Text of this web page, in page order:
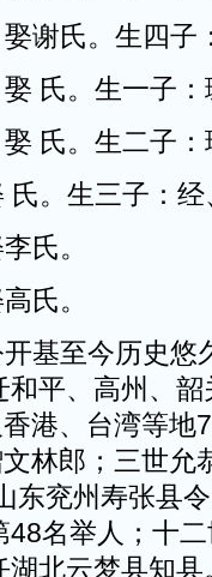
谢氏。生四子
氏。生一子：
氏。生二子：
。生三子：经
氏。
氏。
基至今历史悠
平、高州、
港、台湾等地
林郎；三世允
东兖州寿张县
名举人；十
北云梦县知